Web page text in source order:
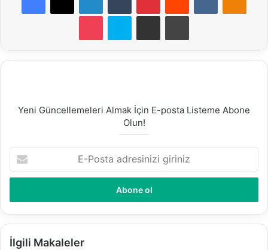
Yeni Güncellemeleri Almak İçin E-posta Listeme Abone
Olun!
P
s
t
a
İlgili Makaleler